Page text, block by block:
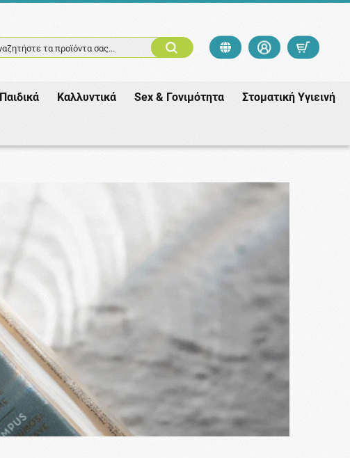
τα προϊόντα σας...
Καλλυντικά Sex & Γονιμότητα Στοματική Υγιεινή